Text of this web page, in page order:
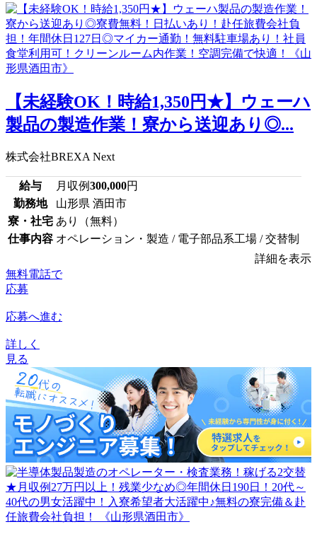
【未経験OK！時給1,350円★】ウェーハ
製品の製造作業！寮から送迎あり◎...
株式会社BREXA Next
給与 月収例300,000円
勤務地
山形県 酒田市
寮・社宅 あり（無料）
仕事内容 オペレーション・製造 / 電子部品系工場 / 交替制
詳細を表示
無料電話で
応募
応募へ進む
詳しく
見る